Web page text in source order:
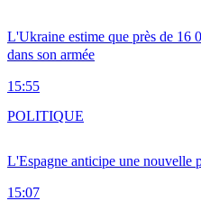
L'Ukraine estime que près de 16
dans son armée
15:55
L'Espagne anticipe une nouvelle
15:07
POLITIQUE